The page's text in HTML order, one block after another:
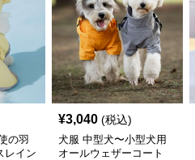
の羽
レイン
¥3,040 (税込)
犬服 中型犬〜小型犬用
オールウェザーコート